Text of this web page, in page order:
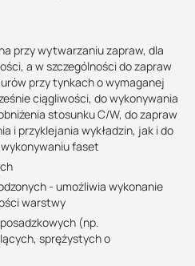
przy wytwarzaniu zapraw, dla
a w szczególności do zapraw
przy tynkach o wymaganej
ciągliwości, do wykonywania
stosunku C/W, do zapraw
i przyklejania wykładzin, jak i do
faset
- umożliwia wykonanie
warstwy
(np.
sprężystych o